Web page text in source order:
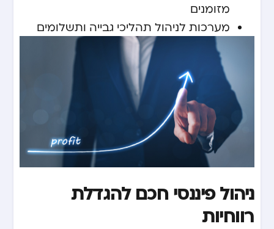
מזומנים
מערכות לניהול תהליכי גבייה ותשלומים
ניהול פיננסי חכם להגדלת
רווחיות